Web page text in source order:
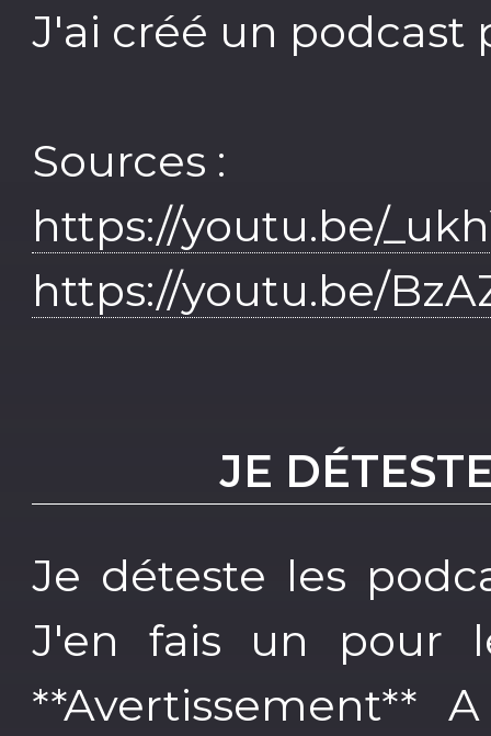
J'ai créé un podcast
Sources :
https://youtu.be/
https://youtu.be/
JE
Je déteste les
J'en fais un pour
**Avertissement**